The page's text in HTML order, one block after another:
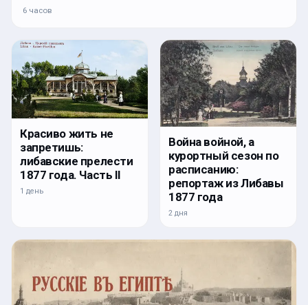
6 часов
Красиво жить не
запретишь:
либавские прелести
1877 года. Часть II
1 день
Война войной, а
курортный сезон по
расписанию:
репортаж из Либавы
1877 года
2 дня